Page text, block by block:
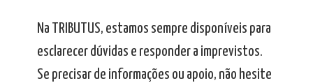
Na TRIBUTUS, estamos sempre disponíveis para
esclarecer dúvidas e responder a imprevistos.
Se precisar de informações ou apoio, não hesite